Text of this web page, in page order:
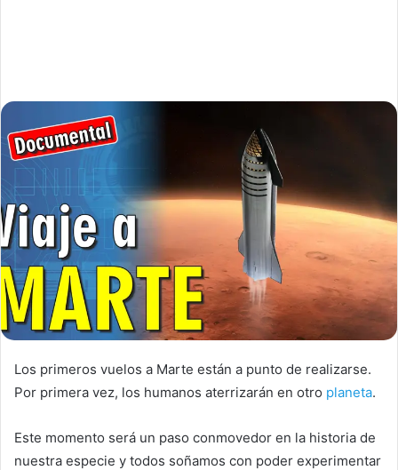
Los primeros vuelos a Marte están a punto de realizarse.
Por primera vez, los humanos aterrizarán en otro planeta.
Este momento será un paso conmovedor en la historia de
nuestra especie y todos soñamos con poder experimentar